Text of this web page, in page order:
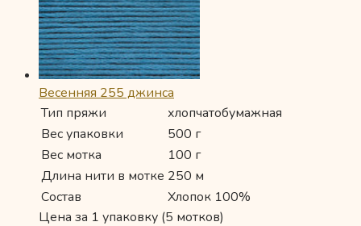
Весенняя 255 джинса
Тип пряжи
хлопчатобумажная
Вес упаковки
500 г
Вес мотка
100 г
Длина нити в мотке 250 м
Состав
Хлопок 100%
Цена за 1 упаковку (5 мотков)